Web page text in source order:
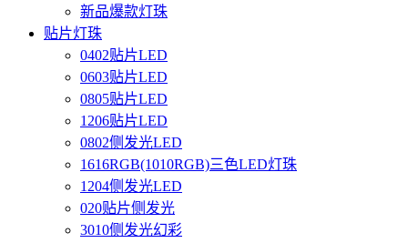
新品爆款灯珠
贴片灯珠
0402贴片LED
0603贴片LED
0805贴片LED
1206贴片LED
0802侧发光LED
1616RGB(1010RGB)三色LED灯珠
1204侧发光LED
020贴片侧发光
3010侧发光幻彩